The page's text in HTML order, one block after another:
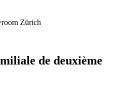
de deuxième